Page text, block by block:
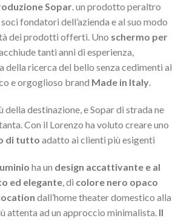
Sopar. un prodotto peraltro
fondatori dell’azienda e al suo modo
dei prodotti offerti. Uno schermo per
tanti anni di esperienza,
della ricerca del bello senza cedimenti al
e orgoglioso brand Made in Italy.
della destinazione, e Sopar di strada ne
Con il Lorenzo ha voluto creare uno
di tutto adatto ai clienti più esigenti
ha un design accattivante e al
ed elegante, di colore nero opaco
dall’home theater domestico alla
attenta ad un approccio minimalista. Il